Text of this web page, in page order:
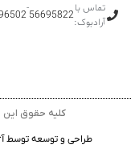
تماس با
آرادبوک:
56695822
-
کلیه حقوق این وب
طراحی و توسعه توسط آژانس